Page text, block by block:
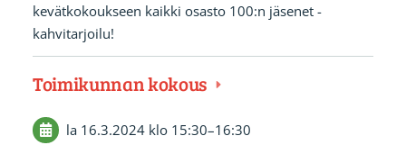
kevätkokoukseen kaikki osasto 100:n jäsenet -
kahvitarjoilu!
Toimikunnan kokous
la 16.3.2024 klo 15:30–16:30